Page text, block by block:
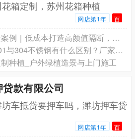
箱定制，苏州花箱种植
网店第1年 百
昆山砂锅小镇软装改造案例｜低成本打造高颜值隔断，客流暴涨30%，餐饮老板必看
户外花箱采购攻略：201与304不锈钢有什么区别？厂家直供报价
种植_户外绿植造景与上门施工
款有限公司
车抵贷要押车吗，潍坊押车贷
网店第1年 百